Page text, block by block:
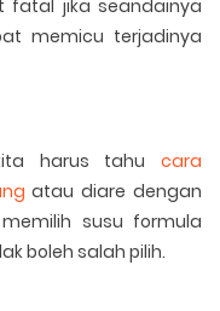
fatal jika seandainya
memicu terjadinya
harus tahu cara
atau diare dengan
susu formula
boleh salah pilih.